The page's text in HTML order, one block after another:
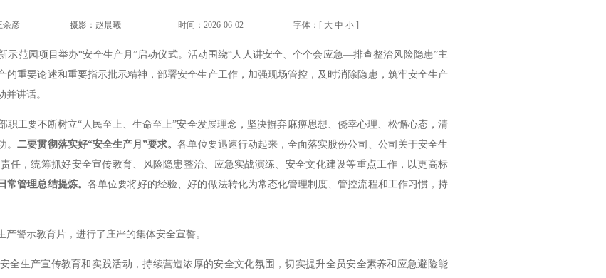
余彦 摄影：赵晨曦 时间：2026-06-02 字体：[ 大 中 小 ]
示范园项目举办“安全生产月”启动仪式。活动围绕“人人讲安全、个个会应急—排查整治风险隐患”主
的重要论述和重要指示批示精神，部署安全生产工作，加强现场管控，及时消除隐患，筑牢安全生产
讲话。
职工要不断树立“人民至上、生命至上”安全发展理念，坚决摒弃麻痹思想、侥幸心理、松懈心态，清
。二要贯彻落实好“安全生产月”要求。各单位要迅速行动起来，全面落实股份公司、公司关于安全生
任，统筹抓好安全宣传教育、风险隐患整治、应急实战演练、安全文化建设等重点工作，以更高标
常管理总结提炼。 各单位要将好的经验、好的做法转化为常态化管理制度、管控流程和工作习惯，持
警示教育片，进行了庄严的集体安全宣誓。
全生产宣传教育和实践活动，持续营造浓厚的安全文化氛围，切实提升全员安全素养和应急避险能